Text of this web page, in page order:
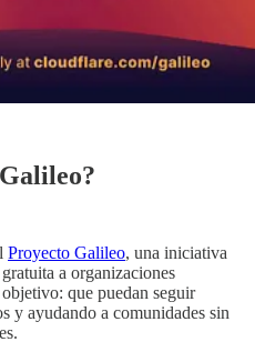
Proyecto Galileo, una iniciativa
a organizaciones
que puedan seguir
y ayudando a comunidades sin